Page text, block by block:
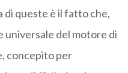
di queste è il fatto che,
del motore di
concepito per